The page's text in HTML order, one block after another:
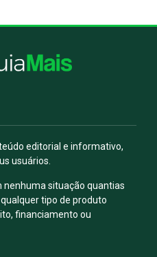
editorial e informativo,
usuários.
nenhuma situação quantias
tipo de produto
financiamento ou